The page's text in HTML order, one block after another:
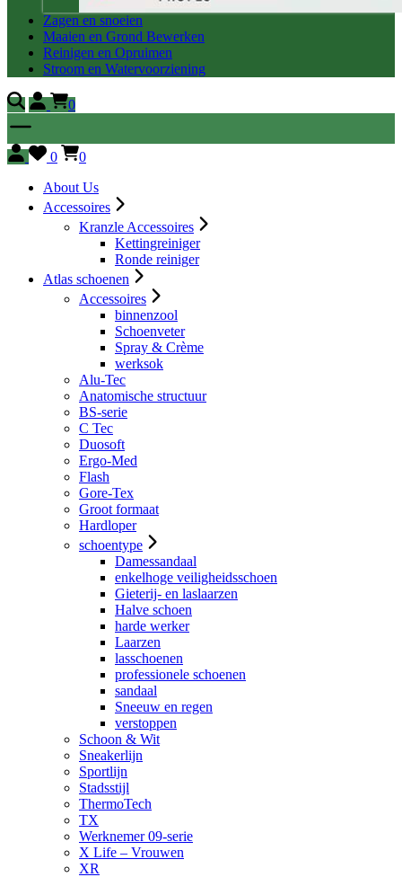
Zagen en snoeien
Maaien en Grond Bewerken
Reinigen en Opruimen
Stroom en Watervoorziening
0
0
0
About Us
Accessoires
Kranzle Accessoires
Kettingreiniger
Ronde reiniger
Atlas schoenen
Accessoires
binnenzool
Schoenveter
Spray & Crème
werksok
Alu-Tec
Anatomische structuur
BS-serie
C Tec
Duosoft
Ergo-Med
Flash
Gore-Tex
Groot formaat
Hardloper
schoentype
Damessandaal
enkelhoge veiligheidsschoen
Gieterij- en laslaarzen
Halve schoen
harde werker
Laarzen
lasschoenen
professionele schoenen
sandaal
Sneeuw en regen
verstoppen
Schoon & Wit
Sneakerlijn
Sportlijn
Stadsstijl
ThermoTech
TX
Werknemer 09-serie
X Life – Vrouwen
XR